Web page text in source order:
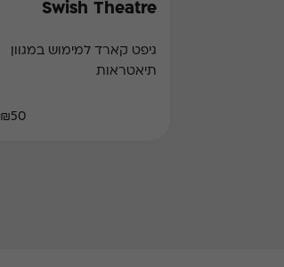
Swish Theatre
גיפט קארד למימוש במגוון
תיאטראות
₪50-₪500